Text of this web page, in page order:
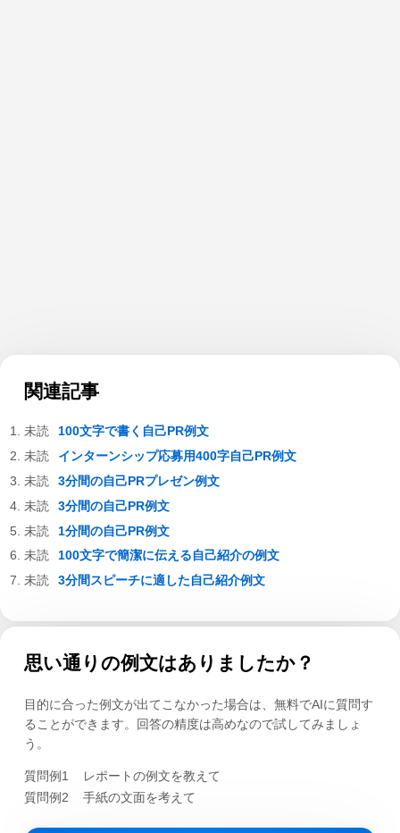
関連記事
100文字で書く自己PR例文
インターンシップ応募用400字自己PR例文
3分間の自己PRプレゼン例文
3分間の自己PR例文
1分間の自己PR例文
100文字で簡潔に伝える自己紹介の例文
3分間スピーチに適した自己紹介例文
思い通りの例文はありましたか？
目的に合った例文が出てこなかった場合は、無料でAIに質問す
ることができます。回答の精度は高めなので試してみましょ
う。
質問例1
レポートの例文を教えて
質問例2
手紙の文面を考えて